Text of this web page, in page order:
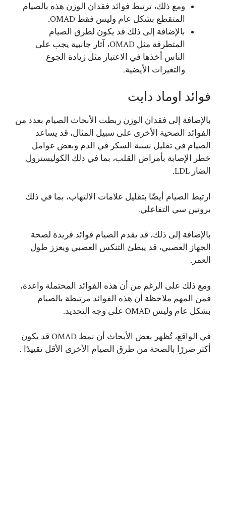
ومع ذلك، ترتبط فوائد فقدان الوزن هذه بالصيام
المتقطع بشكل عام وليس فقط OMAD.
بالإضافة إلى ذلك قد يكون لطرق الصيام
المتطرفة مثل OMAD، آثار جانبية يجب على
الناس أخذها في الاعتبار مثل زيادة الجوع
والتغيرات الأيضية.
فوائد اوماد دايت
بالإضافة إلى فقدان الوزن ربطت الأبحاث الصيام بعدد من
الفوائد الصحية الأخرى على سبيل المثال، قد يساعد
الصيام في تقليل نسبة السكر في الدم وبعض عوامل
خطر الإصابة بأمراض القلب، بما في ذلك الكوليسترول
الضار LDL.
ارتبط الصيام أيضًا بتقليل علامات الالتهاب، بما في ذلك
بروتين سي التفاعلي.
بالإضافة إلى ذلك، قد يقدم الصيام فوائد فريدة لصحة
الجهاز العصبي، قد يبطئ التنكس العصبي ويعزز طول
العمر.
ومع ذلك على الرغم من أن هذه الفوائد المحتملة واعدة،
فمن المهم ملاحظة أن هذه الفوائد مرتبطة بالصيام
بشكل عام وليس OMAD على وجه التحديد.
في الواقع، تُظهر بعض الأبحاث أن نمط OMAD قد يكون
أكثر ضررًا بالصحة من طرق الصيام الأخرى الأقل تقييدًا .